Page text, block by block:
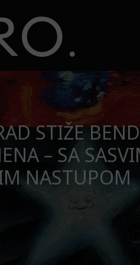
KOJE
OVOG
Bakti čita na plaži ovog leta